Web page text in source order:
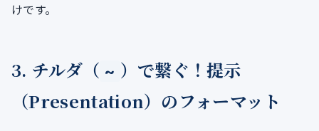
けです。
3. チルダ（ ~ ）で繋ぐ！提示
（Presentation）のフォーマット